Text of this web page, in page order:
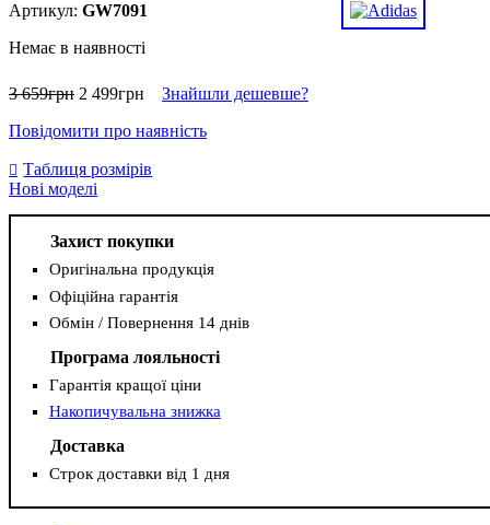
GW7091
Немає в наявності
3 659грн 2 499грн
Знайшли дешевше?
Повідомити про наявність
Таблиця розмірів
Нові моделі
Захист покупки
Оригінальна продукція
Офіційна гарантія
Обмін / Повернення 14 днів
Програма лояльності
Гарантія кращої ціни
Накопичувальна знижка
Доставка
Строк доставки від 1 дня